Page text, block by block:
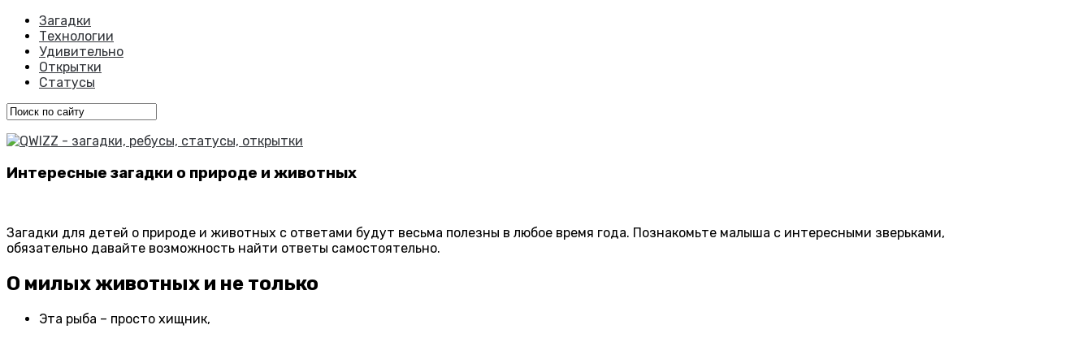
Загадки
Технологии
Удивительно
Открытки
Статусы
Интересные загадки о природе и животных
Загадки для детей о природе и животных с ответами будут весьма полезны в любое время года. Познакомьте малыша с интересными зверьками,
обязательно давайте возможность найти ответы самостоятельно.
О милых животных и не только
Эта рыба – просто хищник,